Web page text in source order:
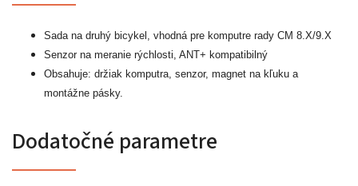
Sada na druhý bicykel, vhodná pre komputre rady CM 8.X/9.X
Senzor na meranie rýchlosti, ANT+ kompatibilný
Obsahuje: držiak komputra, senzor, magnet na kľuku a
montážne pásky.
Dodatočné parametre